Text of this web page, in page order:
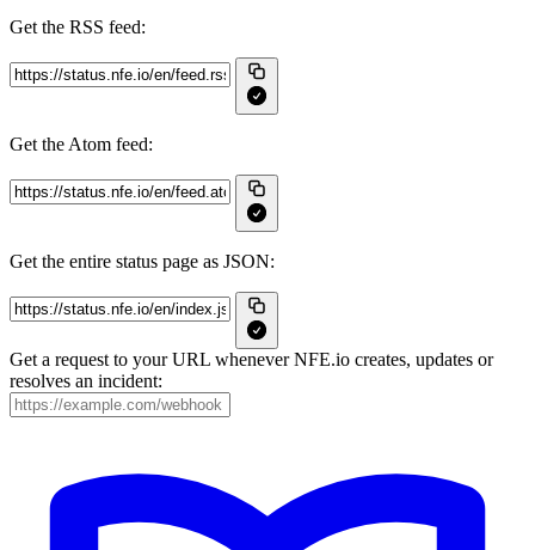
Get the RSS feed:
Get the Atom feed:
Get the entire status page as JSON:
Get a request to your URL whenever NFE.io creates, updates or
resolves an incident: